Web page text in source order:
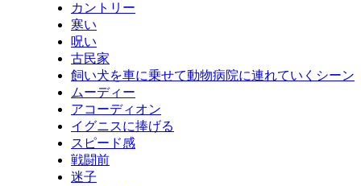
カントリー
寒い
呪い
古民家
飼い犬を車に乗せて動物病院に連れていくシーン
ムーディー
アコーディオン
イグニスに捧げる
スピード感
戦闘前
迷子